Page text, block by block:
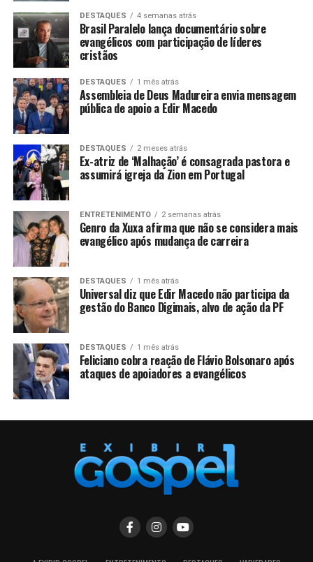
DESTAQUES 4 semanas atrás
Brasil Paralelo lança documentário sobre
evangélicos com participação de líderes
cristãos
DESTAQUES 1 mês atrás
Assembleia de Deus Madureira envia mensagem
pública de apoio a Edir Macedo
DESTAQUES 2 meses atrás
Ex-atriz de ‘Malhação’ é consagrada pastora e
assumirá igreja da Zion em Portugal
ENTRETENIMENTO 2 semanas atrás
Genro da Xuxa afirma que não se considera mais
evangélico após mudança de carreira
DESTAQUES 1 mês atrás
Universal diz que Edir Macedo não participa da
gestão do Banco Digimais, alvo de ação da PF
DESTAQUES 1 mês atrás
Feliciano cobra reação de Flávio Bolsonaro após
ataques de apoiadores a evangélicos